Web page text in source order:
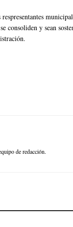
consoliden y sean
de redacción.